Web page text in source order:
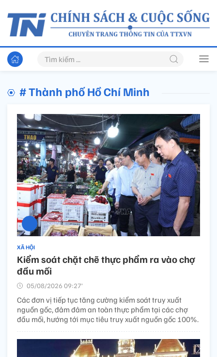
# Thành phố Hồ Chí Minh
XÃ HỘI
Kiểm soát chặt chẽ thực phẩm ra vào chợ
đầu mối
05/08/2026 09:27’
Các đơn vị tiếp tục tăng cường kiểm soát truy xuất
nguồn gốc, đảm đảm an toàn thực phẩm tại các chợ
đầu mối, hướng tới mục tiêu truy xuất nguồn gốc 100%.